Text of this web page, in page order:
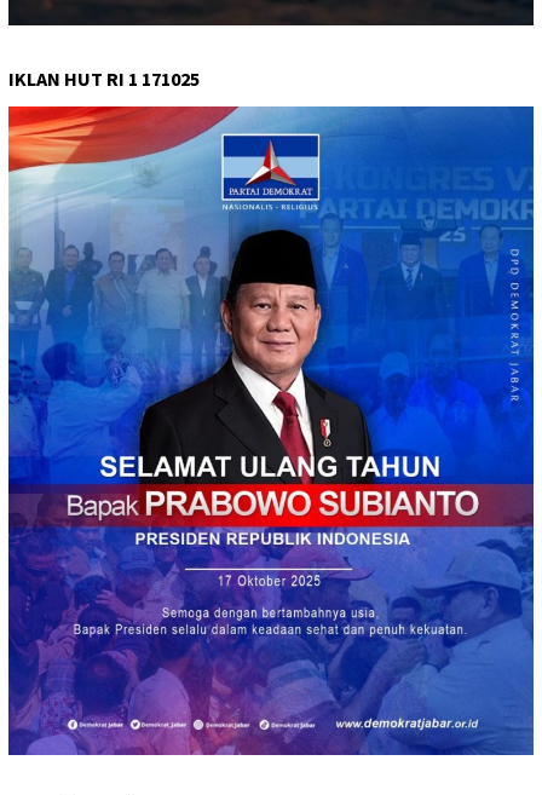
IKLAN HUT RI 1 171025